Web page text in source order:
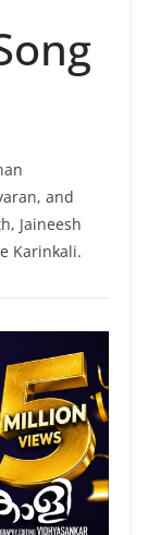
and
Jaineesh
Karinkali.